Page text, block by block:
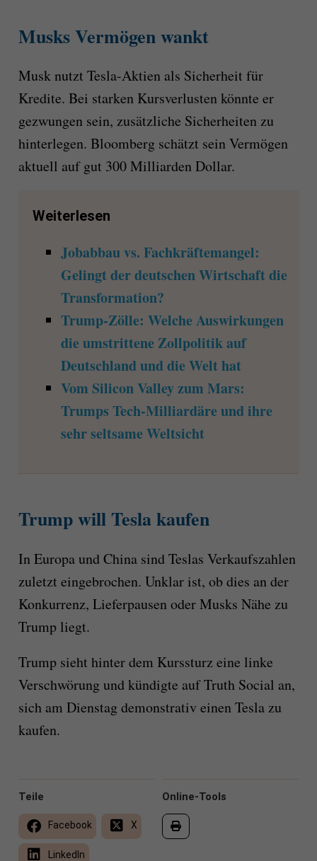
Musks Vermögen wankt
Musk nutzt Tesla-Aktien als Sicherheit für
Kredite. Bei starken Kursverlusten könnte er
gezwungen sein, zusätzliche Sicherheiten zu
hinterlegen. Bloomberg schätzt sein Vermögen
aktuell auf gut 300 Milliarden Dollar.
Weiterlesen
Jobabbau vs. Fachkräftemangel:
Gelingt der deutschen Wirtschaft die
Transformation?
Trump-Zölle: Welche Auswirkungen
die umstrittene Zollpolitik auf
Deutschland und die Welt hat
Vom Silicon Valley zum Mars:
Trumps Tech-Milliardäre und ihre
sehr seltsame Weltsicht
Trump will Tesla kaufen
In Europa und China sind Teslas Verkaufszahlen
zuletzt eingebrochen. Unklar ist, ob dies an der
Konkurrenz, Lieferpausen oder Musks Nähe zu
Trump liegt.
Trump sieht hinter dem Kurssturz eine linke
Verschwörung und kündigte auf Truth Social an,
sich am Dienstag demonstrativ einen Tesla zu
kaufen.
Online-Tools
Teile
Facebook X
LinkedIn